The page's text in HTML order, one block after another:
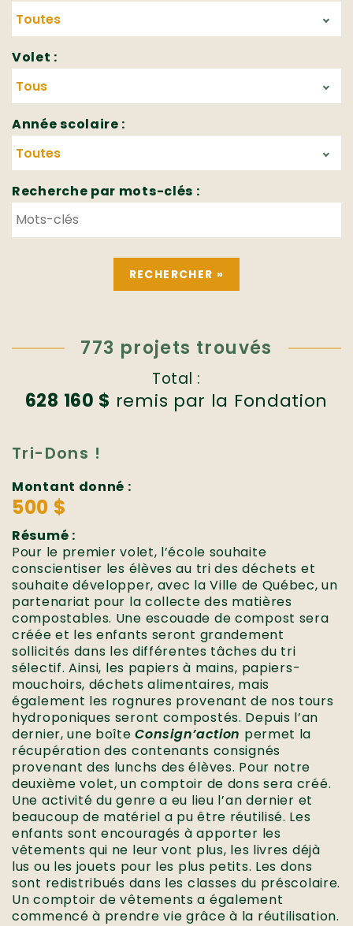
Volet :
Année scolaire :
Recherche par mots-clés :
773 projets trouvés
Total :
628 160 $ remis par la Fondation
Tri-Dons !
Montant donné :
500 $
Résumé :
Pour le premier volet, l’école souhaite
conscientiser les élèves au tri des déchets et
souhaite développer, avec la Ville de Québec, un
partenariat pour la collecte des matières
compostables. Une escouade de compost sera
créée et les enfants seront grandement
sollicités dans les différentes tâches du tri
sélectif. Ainsi, les papiers à mains, papiers-
mouchoirs, déchets alimentaires, mais
également les rognures provenant de nos tours
hydroponiques seront compostés. Depuis l’an
dernier, une boîteConsign’action permet la
récupération des contenants consignés
provenant des lunchs des élèves. Pour notre
deuxième volet, un comptoir de dons sera créé.
Une activité du genre a eu lieu l’an dernier et
beaucoup de matériel a pu être réutilisé. Les
enfants sont encouragés à apporter les
vêtements qui ne leur vont plus, les livres déjà
lus ou les jouets pour les plus petits. Les dons
sont redistribués dans les classes du préscolaire.
Un comptoir de vêtements a également
commencé à prendre vie grâce à la réutilisation.